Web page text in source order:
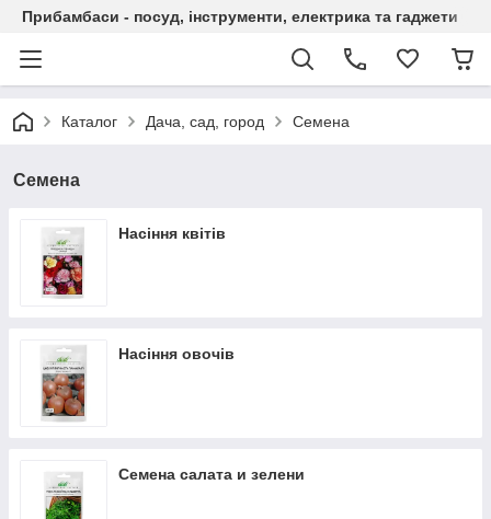
Прибамбаси - посуд, інструменти, електрика та гаджети
Каталог Дача, сад, город Семена
Семена
Насіння квітів
Насіння овочів
Семена салата и зелени